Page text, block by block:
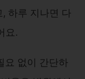
하루 지나면 다
요.
요 없이 간단하